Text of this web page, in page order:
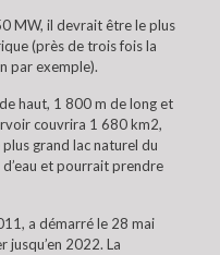
MW, il devrait être le plus
(près de trois fois la
par exemple).
haut, 1 800 m de long et
couvrira 1 680 km2,
grand lac naturel du
et pourrait prendre
a démarré le 28 mai
2022. La